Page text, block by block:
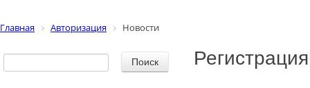
Главная Авторизация Новости
Регистрация